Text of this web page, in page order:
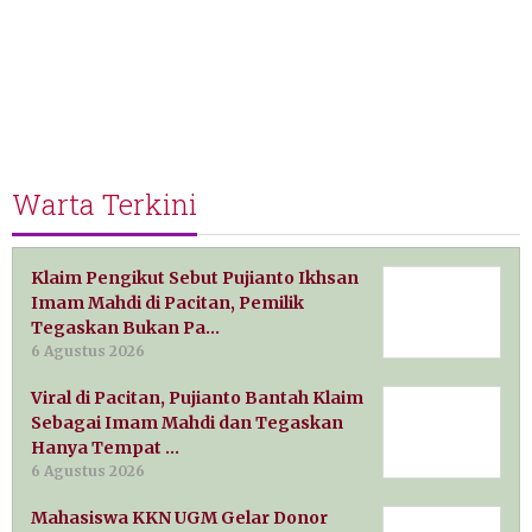
Warta Terkini
Klaim Pengikut Sebut Pujianto Ikhsan
Imam Mahdi di Pacitan, Pemilik
Tegaskan Bukan Pa…
6 Agustus 2026
Viral di Pacitan, Pujianto Bantah Klaim
Sebagai Imam Mahdi dan Tegaskan
Hanya Tempat …
6 Agustus 2026
Mahasiswa KKN UGM Gelar Donor